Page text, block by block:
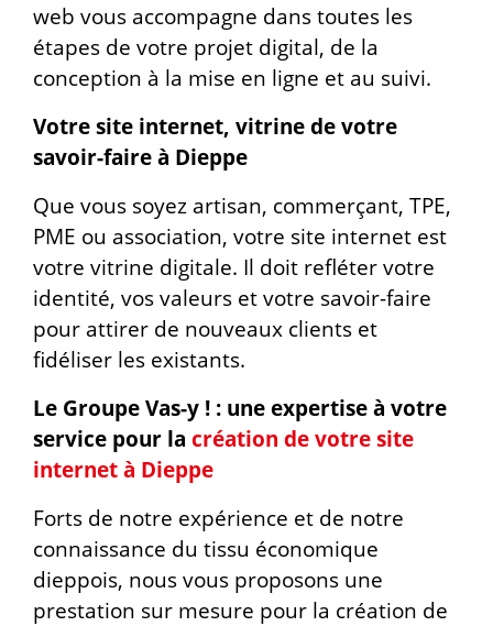
web vous accompagne dans toutes les
étapes de votre projet digital, de la
conception à la mise en ligne et au suivi.
Votre site internet, vitrine de votre
savoir-faire à Dieppe
Que vous soyez artisan, commerçant, TPE,
PME ou association, votre site internet est
votre vitrine digitale. Il doit refléter votre
identité, vos valeurs et votre savoir-faire
pour attirer de nouveaux clients et
fidéliser les existants.
Le Groupe Vas-y ! : une expertise à votre
service pour la création de votre site
internet à Dieppe
Forts de notre expérience et de notre
connaissance du tissu économique
dieppois, nous vous proposons une
prestation sur mesure pour la création de